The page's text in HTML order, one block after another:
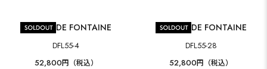
DE FONTAINE
DFL55-4
52,800円（税込）
DE FONTAINE
DFL55-28
52,800円（税込）